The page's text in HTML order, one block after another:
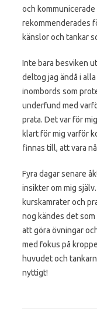
och
rekommenderades
känslor och tankar
Inte bara besviken
deltog jag ändå i
inombords som
underfund med
prata. Det var för
klart för mig varför
finnas till, att vara
Fyra dagar senare
insikter om mig
kurskamrater och
nog kändes det
att göra övningar
med fokus på
huvudet och
nyttigt!